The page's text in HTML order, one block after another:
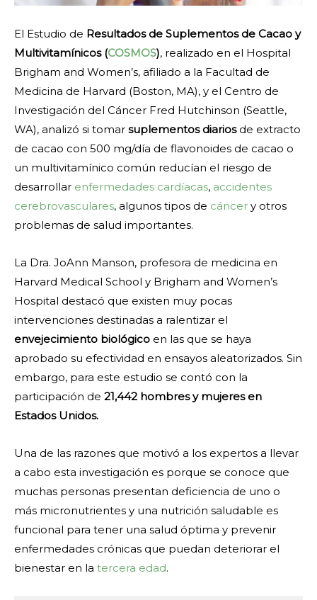
El Estudio de Resultados de Suplementos de Cacao y
Multivitamínicos (COSMOS), realizado en el Hospital
Brigham and Women’s, afiliado a la Facultad de
Medicina de Harvard (Boston, MA), y el Centro de
Investigación del Cáncer Fred Hutchinson (Seattle,
WA), analizó si tomar suplementos diariosde extracto
de cacao con 500 mg/día de flavonoides de cacao o
un multivitamínico común reducían el riesgo de
desarrollar enfermedades cardíacas, accidentes
cerebrovasculares, algunos tipos de cáncer y otros
problemas de salud importantes.
La Dra. JoAnn Manson, profesora de medicina en
Harvard Medical School y Brigham and Women’s
Hospital destacó que existen muy pocas
intervenciones destinadas a ralentizar el
envejecimiento biológico en las que se haya
aprobado su efectividad en ensayos aleatorizados. Sin
embargo, para este estudio se contó con la
participación de 21,442 hombres y mujeres en
Estados Unidos.
Una de las razones que motivó a los expertos a llevar
a cabo esta investigación es porque se conoce que
muchas personas presentan deficiencia de uno o
más micronutrientes y una nutrición saludable es
funcional para tener una salud óptima y prevenir
enfermedades crónicas que puedan deteriorar el
bienestar en la tercera edad.